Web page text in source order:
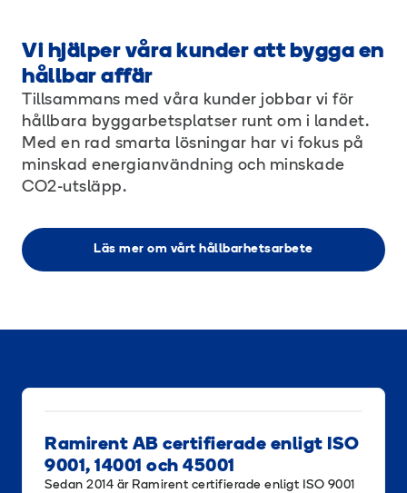
Vi hjälper våra kunder att bygga en
hållbar affär
Tillsammans med våra kunder jobbar vi för
hållbara byggarbetsplatser runt om i landet.
Med en rad smarta lösningar har vi fokus på
minskad energianvändning och minskade
CO2-utsläpp.
Läs mer om vårt hållbarhetsarbete
Ramirent AB certifierade enligt ISO
9001, 14001 och 45001
Sedan 2014 är Ramirent certifierade enligt ISO 9001